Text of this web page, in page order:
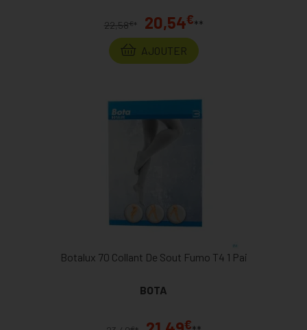
22,58€ * 20,54€**
AJOUTER
Botalux 70 Collant De Sout Fumo T4 1 Pai
BOTA
€ €